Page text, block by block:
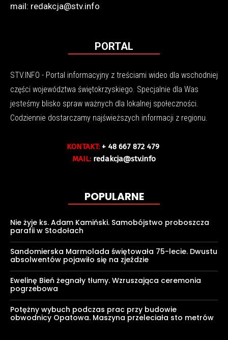
mail: redakcja@stv.info
PORTAL
STV.INFO - Portal informacyjny z treściami wideo dla wschodniej
części województwa świętokrzyskiego. Specjalnie dla Was
jesteśmy blisko spraw ważnych dla lokalnej społeczności.
Codziennie dostarczamy najświeższych informacji z regionu.
KONTAKT: + 48 667 872 479
MAIL: redakcja@stv.info
POPULARNE
Nie żyje ks. Adam Kamiński. Samobójstwo proboszcza
parafii w Stodołach
Sandomierska Marmolada świętowała 75-lecie. Dwustu
absolwentów pojawiło się na zjeździe
Ewelinę Bień żegnały tłumy. Wzruszająca ceremonia
pogrzebowa
Potężny wybuch podczas prac przy budowie
obwodnicy Opatowa. Maszyna przeleciała sto metrów